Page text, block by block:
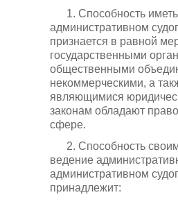
1. Способность
административном
признается в равной
государственными
общественными
некоммерческими, а
являющимися
законам обладают
сфере.
2. Способность
ведение
административном
принадлежит: